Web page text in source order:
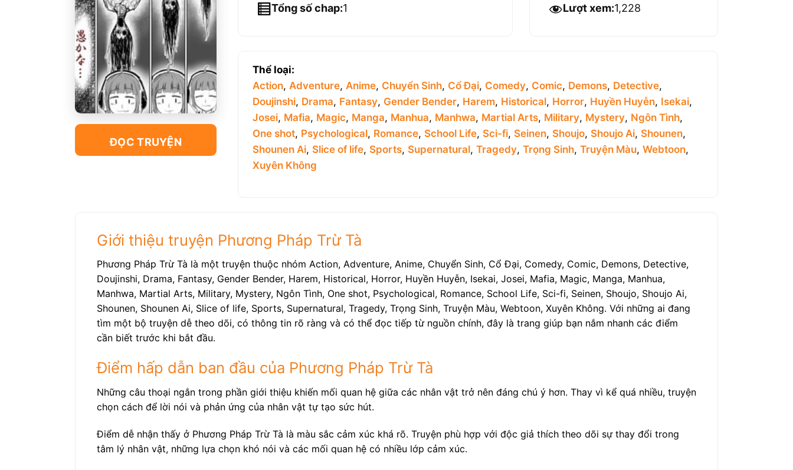
ĐỌC TRUYỆN
Tổng số chap:1 Lượt xem:1,228
Thể loại:
Action, Adventure, Anime, Chuyển Sinh, Cổ Đại, Comedy, Comic, Demons, Detective,
Doujinshi, Drama, Fantasy, Gender Bender, Harem, Historical, Horror, Huyền Huyễn, Isekai,
Josei, Mafia, Magic, Manga, Manhua, Manhwa, Martial Arts, Military, Mystery, Ngôn Tình,
One shot, Psychological, Romance, School Life, Sci-fi, Seinen, Shoujo, Shoujo Ai, Shounen,
Shounen Ai, Slice of life, Sports, Supernatural, Tragedy, Trọng Sinh, Truyện Màu, Webtoon,
Xuyên Không
Giới thiệu truyện Phương Pháp Trừ Tà
Phương Pháp Trừ Tà là một truyện thuộc nhóm Action, Adventure, Anime, Chuyển Sinh, Cổ Đại, Comedy, Comic, Demons, Detective,
Doujinshi, Drama, Fantasy, Gender Bender, Harem, Historical, Horror, Huyền Huyễn, Isekai, Josei, Mafia, Magic, Manga, Manhua,
Manhwa, Martial Arts, Military, Mystery, Ngôn Tình, One shot, Psychological, Romance, School Life, Sci-fi, Seinen, Shoujo, Shoujo Ai,
Shounen, Shounen Ai, Slice of life, Sports, Supernatural, Tragedy, Trọng Sinh, Truyện Màu, Webtoon, Xuyên Không. Với những ai đang
tìm một bộ truyện dễ theo dõi, có thông tin rõ ràng và có thể đọc tiếp từ nguồn chính, đây là trang giúp bạn nắm nhanh các điểm
cần biết trước khi bắt đầu.
Điểm hấp dẫn ban đầu của Phương Pháp Trừ Tà
Những câu thoại ngắn trong phần giới thiệu khiến mối quan hệ giữa các nhân vật trở nên đáng chú ý hơn. Thay vì kể quá nhiều, truyện
chọn cách để lời nói và phản ứng của nhân vật tự tạo sức hút.
Điểm dễ nhận thấy ở Phương Pháp Trừ Tà là màu sắc cảm xúc khá rõ. Truyện phù hợp với độc giả thích theo dõi sự thay đổi trong
tâm lý nhân vật, những lựa chọn khó nói và các mối quan hệ có nhiều lớp cảm xúc.